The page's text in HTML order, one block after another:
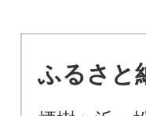
ふるさと